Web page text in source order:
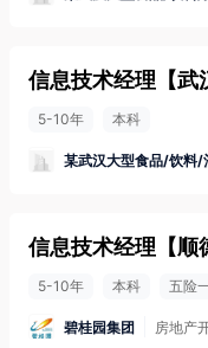
信息技术经理 【武
5-10年 本科
某武汉大型食品/饮料/
信息技术经理 【顺
5-10年 本科 五险
碧桂园集团 房地产